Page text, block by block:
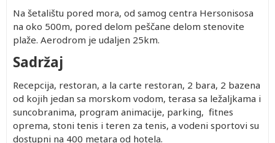
Na šetalištu pored mora, od samog centra Hersonisosa
na oko 500m, pored delom peščane delom stenovite
plaže. Aerodrom je udaljen 25km.
Sadržaj
Recepcija, restoran, a la carte restoran, 2 bara, 2 bazena
od kojih jedan sa morskom vodom, terasa sa ležaljkama i
suncobranima, program animacije, parking, fitnes
oprema, stoni tenis i teren za tenis, a vodeni sportovi su
dostupni na 400 metara od hotela.